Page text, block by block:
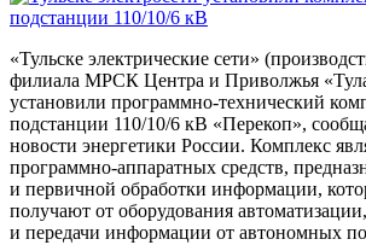
«Тульске электрические сети»
филиала МРСК Центра и Приволжья
установили программно-технический
подстанции 110/10/6 кВ «Перекоп»,
новости энергетики России. Комплекс
программно-аппаратных средств,
и первичной обработки информации,
получают от оборудования
и передачи информации от автономных